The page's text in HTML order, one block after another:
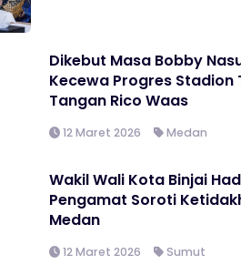
Dikebut Masa Bobby
Kecewa Progres Stadion
Tangan Rico Waas
12 Maret 2026 Medan
Wakil Wali Kota Binjai
Pengamat Soroti
Medan
12 Maret 2026 Sumut